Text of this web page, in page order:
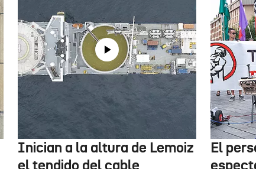
Inician a la altura de Lemoiz
el tendido del cable
El